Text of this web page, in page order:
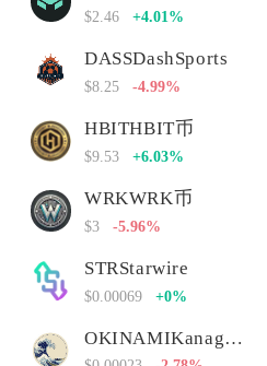
$2.46 +4.01%
DASSDashSports
$8.25 -4.99%
HBITHBIT币
$9.53 +6.03%
WRKWRK币
$3 -5.96%
STRStarwire
$0.00069 +0%
OKINAMIKanagawa Nami